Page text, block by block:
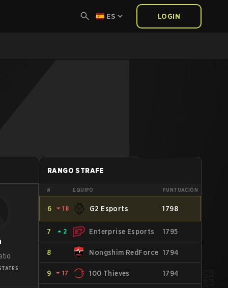
ES LOGIN
RANGO STRAFE
# EQUIPO PUNTUACIÓN
6 ⏷ 18 G2 Esports 1798
7 ⏶ 2 Enterprise Esports 1795
8 Nongshim RedForce 1794
9 ⏷ 17 100 Thieves 1794